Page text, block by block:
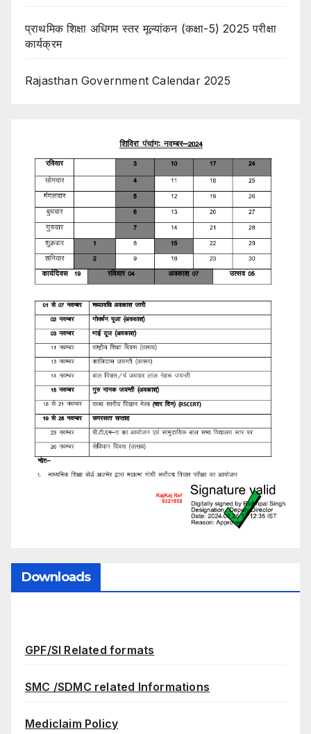
प्राथमिक शिक्षा अधिगम स्तर मूल्यांकन (कक्षा-5) 2025 परीक्षा
कार्यक्रम
Rajasthan Government Calendar 2025
Downloads
GPF/SI Related formats
SMC /SDMC related Informations
Mediclaim Policy